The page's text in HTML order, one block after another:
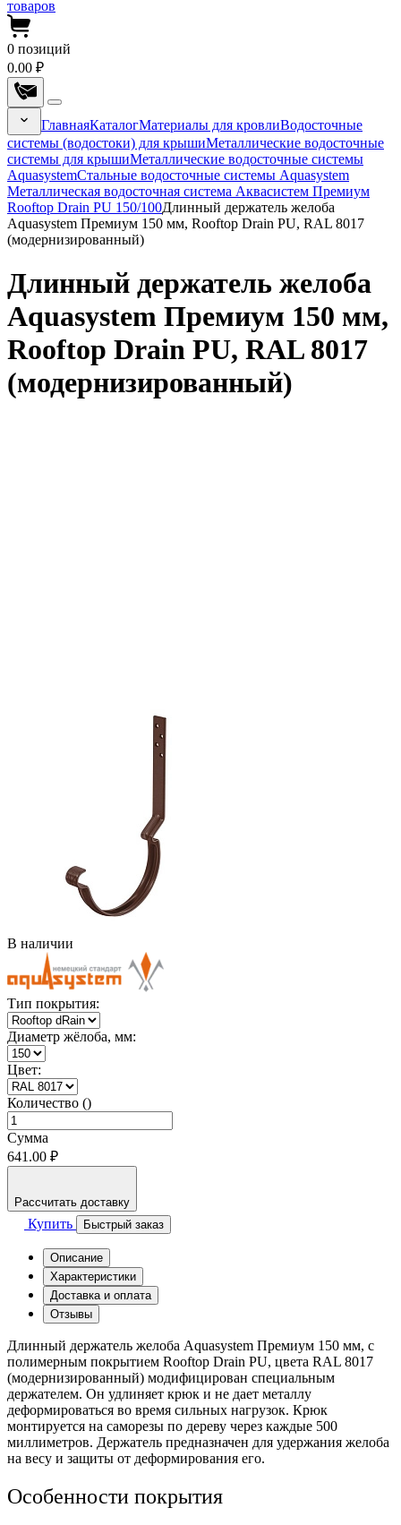
товаров
0 позиций
0.00 ₽
ГлавнаяКаталогМатериалы для кровлиВодосточные
системы (водостоки) для крышиМеталлические водосточные
системы для крышиМеталлические водосточные системы
AquasystemСтальные водосточные системы Aquasystem
Металлическая водосточная система Аквасистем Премиум
Rooftop Drain PU 150/100Длинный держатель желоба
Aquasystem Премиум 150 мм, Rooftop Drain PU, RAL 8017
(модернизированный)
Длинный держатель желоба
Aquasystem Премиум 150 мм,
Rooftop Drain PU, RAL 8017
(модернизированный)
В наличии
Тип покрытия:
Диаметр жёлоба, мм:
Цвет:
Количество ()
Сумма
641.00 ₽
Рассчитать доставку
Купить Быстрый заказ
Описание
Характеристики
Доставка и оплата
Отзывы
Длинный держатель желоба Aquasystem Премиум 150 мм, с
полимерным покрытием Rooftop Drain PU, цвета RAL 8017
(модернизированный) модифицирован специальным
держателем. Он удлиняет крюк и не дает металлу
деформироваться во время сильных нагрузок. Крюк
монтируется на саморезы по дереву через каждые 500
миллиметров. Держатель предназначен для удержания желоба
на весу и защиты от деформирования его.
Особенности покрытия